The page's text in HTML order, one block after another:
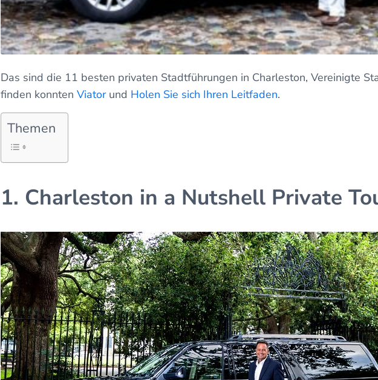
Das sind die 11 besten privaten Stadtführungen in Charleston, Vereinigte
finden konnten Viatorund Holen Sie sich Ihren Leitfaden.
Themen
1. Charleston in a Nutshell Private